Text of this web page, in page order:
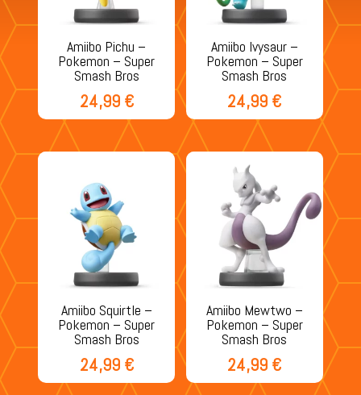
Amiibo Pichu –
Pokemon – Super
Smash Bros
24,99 €
Amiibo Ivysaur –
Pokemon – Super
Smash Bros
24,99 €
Amiibo Squirtle –
Pokemon – Super
Smash Bros
24,99 €
Amiibo Mewtwo –
Pokemon – Super
Smash Bros
24,99 €